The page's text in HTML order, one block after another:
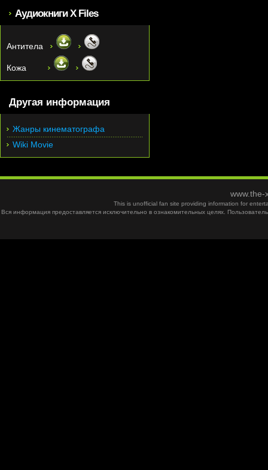
Аудиокниги X Files
Антитела
Кожа
Другая информация
Жанры кинематографа
Wiki Movie
This is unofficial fan site providing information for
Вся информация предоставляется исключительно в ознакомительных целях.